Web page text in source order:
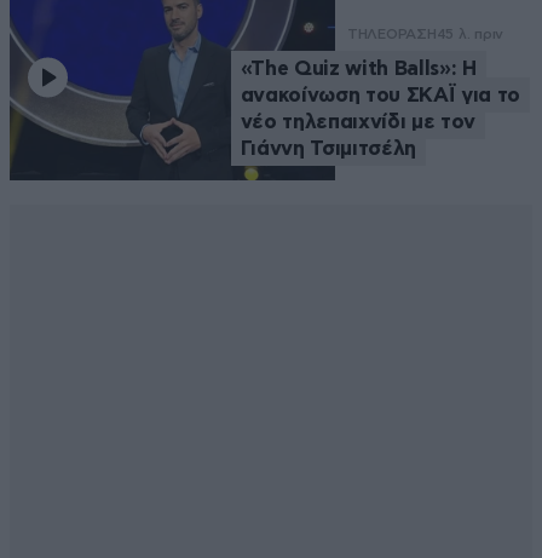
ΤΗΛΕΟΡΑΣΗ45 λ. πριν
«The Quiz with Balls»: Η
ανακοίνωση του ΣΚΑΪ για το
νέο τηλεπαιχνίδι με τον
Γιάννη Τσιμιτσέλη